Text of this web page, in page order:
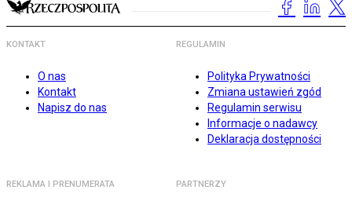
KONTAKT
O nas
Kontakt
Napisz do nas
REGULAMIN
Polityka Prywatności
Zmiana ustawień zgód
Regulamin serwisu
Informacje o nadawcy
Deklaracja dostępności
REKLAMA I PRENUMERATA PARTNERZY